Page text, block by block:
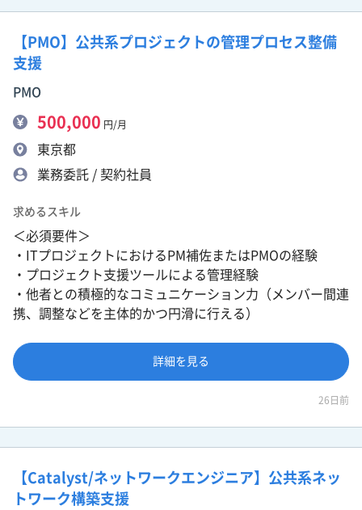
【PMO】公共系プロジェクトの管理プロセス整備
支援
PMO
500,000 円/月
東京都
業務委託 / 契約社員
求めるスキル
＜必須要件＞
・ITプロジェクトにおけるPM補佐またはPMOの経験
・プロジェクト支援ツールによる管理経験
・他者との積極的なコミュニケーション力（メンバー間連
携、調整などを主体的かつ円滑に行える）
詳細を見る
26日前
【Catalyst/ネットワークエンジニア】公共系ネッ
トワーク構築支援